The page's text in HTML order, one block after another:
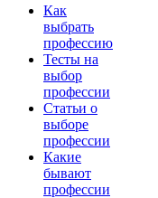
Как
выбрать
профессию
Тесты на
выбор
профессии
Статьи о
выборе
профессии
Какие
бывают
профессии